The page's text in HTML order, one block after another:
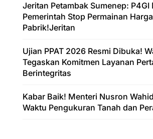
Jeritan Petambak Sumenep: P4GI
Pemerintah Stop Permainan
Pabrik!Jeritan
Ujian PPAT 2026 Resmi Dibuka!
Tegaskan Komitmen Layanan
Berintegritas
Kabar Baik! Menteri Nusron
Waktu Pengukuran Tanah dan